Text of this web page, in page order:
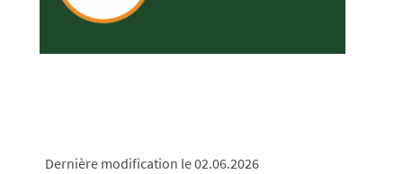
Dernière modification le 02.06.2026